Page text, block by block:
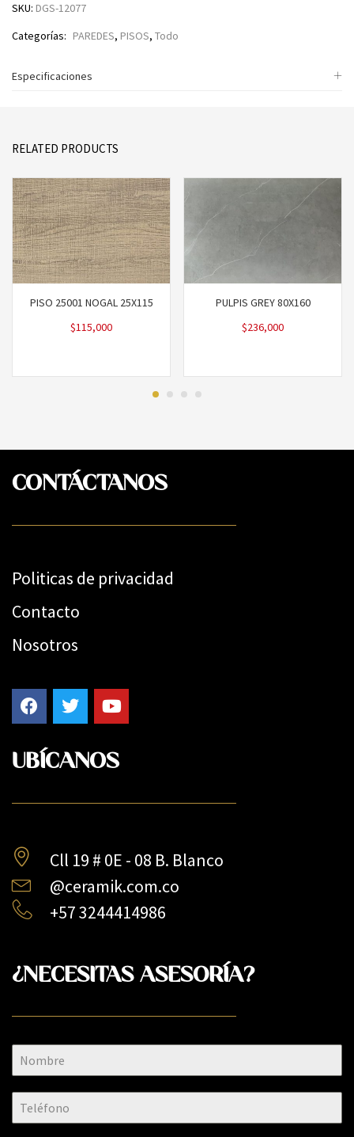
SKU: DGS-12077
Categorías: PAREDES, PISOS, Todo
Especificaciones
RELATED PRODUCTS
PISO 25001 NOGAL 25X115
$115,000
PULPIS GREY 80X160
$236,000
CONTÁCTANOS
Politicas de privacidad
Contacto
Nosotros
UBÍCANOS
Cll 19 # 0E - 08 B. Blanco
@ceramik.com.co
+57 3244414986
¿NECESITAS ASESORÍA?